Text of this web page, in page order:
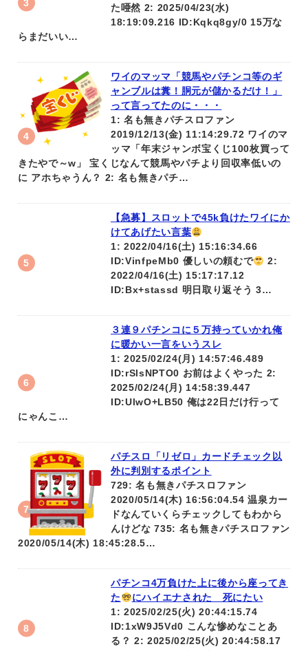
た唖然 2: 2025/04/23(水)
18:19:09.216 ID:Kqkq8gy/0 15万な
らまだいい…
ワイのマッマ「競馬やパチンコ等のギ
ャンブルは糞！胴元が儲かるだけ！」
って言ってたのに・・・
1: 名も無きパチスロファン
2019/12/13(金) 11:14:29.72 ワイのマ
ッマ「年末ジャンボ宝くじ100枚買って
きたやで～w」 宝くじなんて競馬やパチより回収率低いの
に アホちゃうん？ 2: 名も無きパチ…
【急募】スロットで45k負けたワイにか
けてあげたい言葉
1: 2022/04/16(土) 15:16:34.66
ID:VinfpeMb0 優しいの頼むで
2:
2022/04/16(土) 15:17:17.12
ID:Bx+stassd 明日取り返そう 3…
３連９パチンコに５万持っていかれ俺
に暖かい一言をいうスレ
1: 2025/02/24(月) 14:57:46.489
ID:rSlsNPTO0 お前はよくやった 2:
2025/02/24(月) 14:58:39.447
ID:UlwO+LB50 俺は22日だけ行って
にゃんこ…
パチスロ「リゼロ」カードチェック以
外に判別するポイント
729: 名も無きパチスロファン
2020/05/14(木) 16:56:04.54 温泉カー
ドなんていくらチェックしてもわから
んけどな 735: 名も無きパチスロファン
2020/05/14(木) 18:45:28.5…
パチンコ4万負けた上に後から座ってき
た
にハイエナされた 死にたい
1: 2025/02/25(火) 20:44:15.74
ID:1xW9J5Vd0 こんな惨めなことあ
る？ 2: 2025/02/25(火) 20:44:58.17